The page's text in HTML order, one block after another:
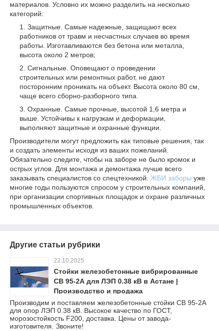
материалов. Условно их можно разделить на несколько
категорий:
Защитные. Самые надежные, защищают всех
работников от травм и несчастных случаев во время
работы. Изготавливаются без бетона или металла,
высота около 2 метров;
Сигнальные. Оповещают о проведении
строительных или ремонтных работ, не дают
посторонним проникать на объект. Высота около 80 см,
чаще всего сборно-разборного типа.
Охранные. Самые прочные, высотой 1,6 метра и
выше. Устойчивы к нагрузкам и деформации,
выполняют защитные и охранные функции.
Производители могут предложить как типовые решения, так
и создать элементы исходя из ваших пожеланий.
Обязательно следите, чтобы на заборе не было кромок и
острых углов. Для монтажа и демонтажа лучше всего
заказывать специалистов со спецтехникой. ЖБИ заборы уже
многие годы пользуются спросом у строительных компаний,
при организации спортивных площадок и охране различных
промышленных объектов.
Другие статьи рубрики
22.10.2025
Стойки железобетонные вибрированные
СВ 95-2А для ЛЭП 0.38 кВ в Астане |
Производство и продажа
Производим и поставляем железобетонные стойки СВ 95-2А
для опор ЛЭП 0.38 кВ. Высокое качество по ГОСТ,
морозостойкость F200, доставка. Цены от завода-
изготовителя. Звоните!